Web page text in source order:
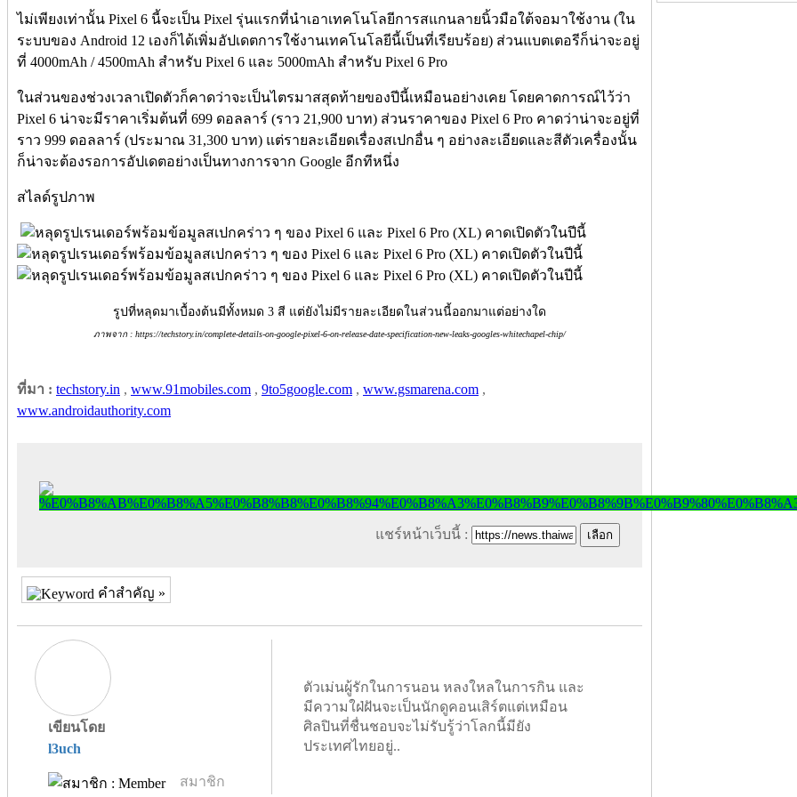
ไม่เพียงเท่านั้น Pixel 6 นี้จะเป็น Pixel รุ่นแรกที่นำเอาเทคโนโลยีการสแกนลายนิ้วมือใต้จอมาใช้งาน (ใน
ระบบของ Android 12 เองก็ได้เพิ่มอัปเดตการใช้งานเทคโนโลยีนี้เป็นที่เรียบร้อย) ส่วนแบตเตอรีก็น่าจะอยู่
ที่ 4000mAh / 4500mAh สำหรับ Pixel 6 และ 5000mAh สำหรับ Pixel 6 Pro
ในส่วนของช่วงเวลาเปิดตัวก็คาดว่าจะเป็นไตรมาสสุดท้ายของปีนี้เหมือนอย่างเคย โดยคาดการณ์ไว้ว่า
Pixel 6 น่าจะมีราคาเริ่มต้นที่ 699 ดอลลาร์ (ราว 21,900 บาท) ส่วนราคาของ Pixel 6 Pro คาดว่าน่าจะอยู่ที่
ราว 999 ดอลลาร์ (ประมาณ 31,300 บาท) แต่รายละเอียดเรื่องสเปกอื่น ๆ อย่างละเอียดและสีตัวเครื่องนั้น
ก็น่าจะต้องรอการอัปเดตอย่างเป็นทางการจาก Google อีกทีหนึ่ง
สไลด์รูปภาพ
รูปที่หลุดมาเบื้องต้นมีทั้งหมด 3 สี แต่ยังไม่มีรายละเอียดในส่วนนี้ออกมาแต่อย่างใด
ภาพจาก : https://techstory.in/complete-details-on-google-pixel-6-on-release-date-specification-new-leaks-googles-whitechapel-chip/
ที่มา : techstory.in , www.91mobiles.com , 9to5google.com , www.gsmarena.com ,
www.androidauthority.com
แชร์หน้าเว็บนี้ :
คำสำคัญ »
เขียนโดย
l3uch
สมาชิก
ตัวเม่นผู้รักในการนอน หลงใหลในการกิน และ
มีความใฝ่ฝันจะเป็นนักดูคอนเสิร์ตแต่เหมือน
ศิลปินที่ชื่นชอบจะไม่รับรู้ว่าโลกนี้มียัง
ประเทศไทยอยู่..